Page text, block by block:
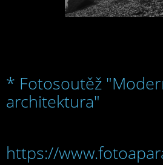
* Fotosoutěž
architektura"
https://